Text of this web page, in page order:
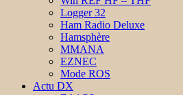
Logger 32
Ham Radio Deluxe
Hamsphère
MMANA
EZNEC
Mode ROS
Actu DX